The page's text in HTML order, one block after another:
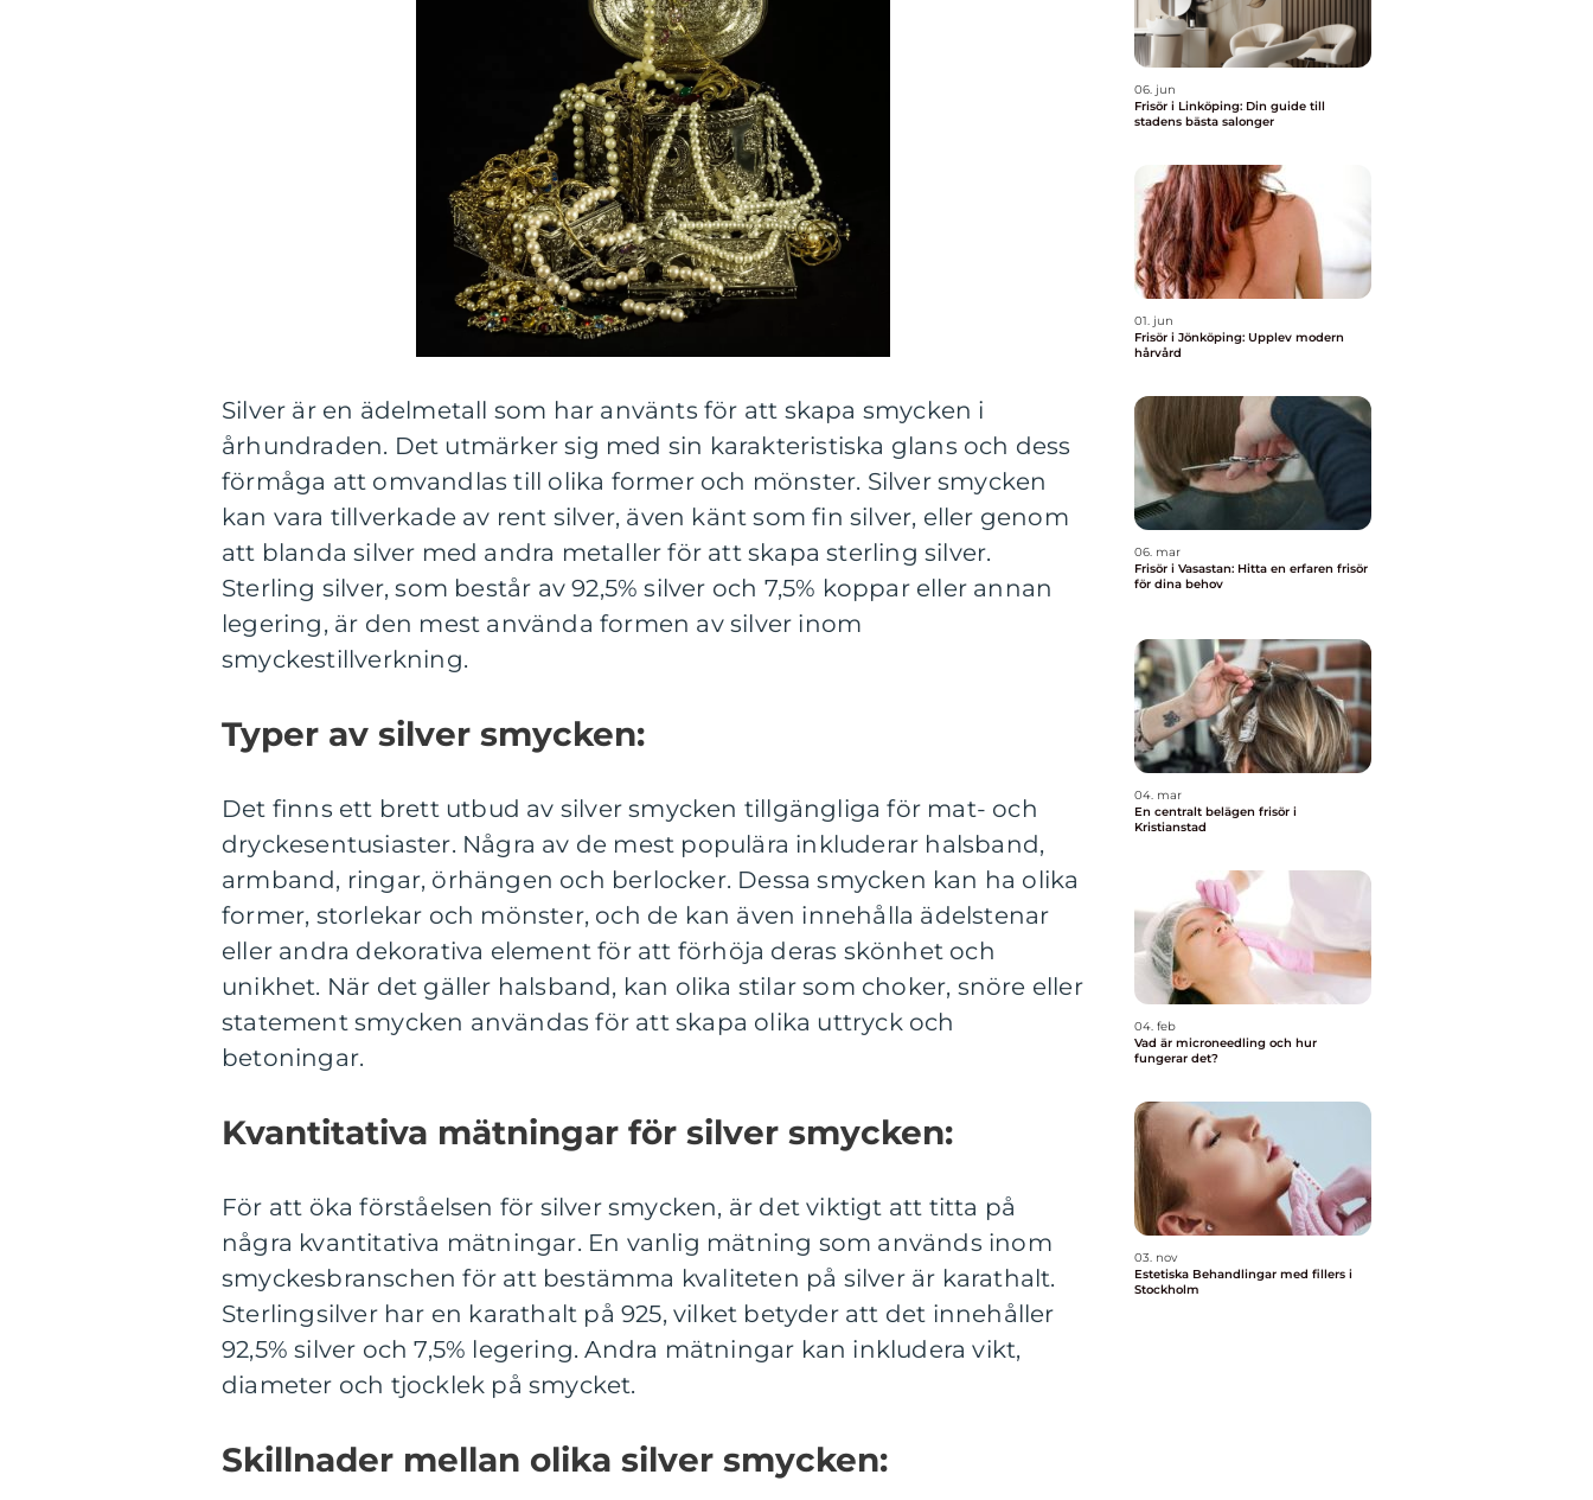
Silver är en ädelmetall som har använts för att skapa smycken i
århundraden. Det utmärker sig med sin karakteristiska glans och dess
förmåga att omvandlas till olika former och mönster. Silver smycken
kan vara tillverkade av rent silver, även känt som fin silver, eller genom
att blanda silver med andra metaller för att skapa sterling silver.
Sterling silver, som består av 92,5% silver och 7,5% koppar eller annan
legering, är den mest använda formen av silver inom
smyckestillverkning.
Typer av silver smycken:
Det finns ett brett utbud av silver smycken tillgängliga för mat- och
dryckesentusiaster. Några av de mest populära inkluderar halsband,
armband, ringar, örhängen och berlocker. Dessa smycken kan ha olika
former, storlekar och mönster, och de kan även innehålla ädelstenar
eller andra dekorativa element för att förhöja deras skönhet och
unikhet. När det gäller halsband, kan olika stilar som choker, snöre eller
statement smycken användas för att skapa olika uttryck och
betoningar.
Kvantitativa mätningar för silver smycken:
För att öka förståelsen för silver smycken, är det viktigt att titta på
några kvantitativa mätningar. En vanlig mätning som används inom
smyckesbranschen för att bestämma kvaliteten på silver är karathalt.
Sterlingsilver har en karathalt på 925, vilket betyder att det innehåller
92,5% silver och 7,5% legering. Andra mätningar kan inkludera vikt,
diameter och tjocklek på smycket.
Skillnader mellan olika silver smycken:
06. jun
Frisör i Linköping: Din guide till
stadens bästa salonger
01. jun
Frisör i Jönköping: Upplev modern
hårvård
06. mar
Frisör i Vasastan: Hitta en erfaren frisör
för dina behov
04. mar
En centralt belägen frisör i
Kristianstad
04. feb
Vad är microneedling och hur
fungerar det?
03. nov
Estetiska Behandlingar med fillers i
Stockholm